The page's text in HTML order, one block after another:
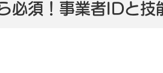
必須！事業者IDと技